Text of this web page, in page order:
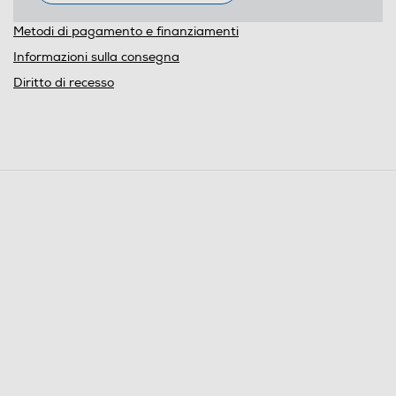
Metodi di pagamento e finanziamenti
Informazioni sulla consegna
Diritto di recesso